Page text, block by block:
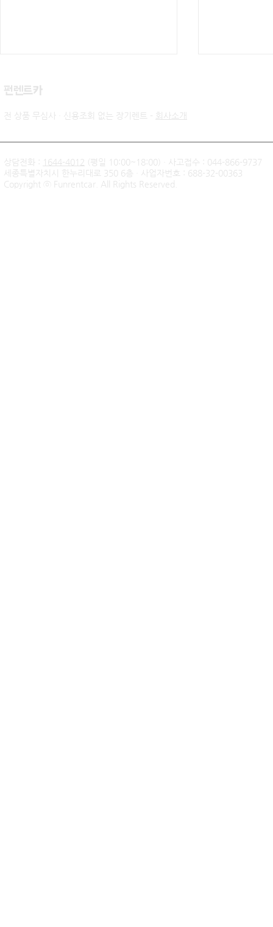
신불자 기아 쏘렌토 하이브리
드 무심사 장기렌트 출고후기
팰리세이드
​펀렌트카
전 상품 무심사 · 신용조회 없는 장기렌트 - 회사소개
상담전화 : 1644-4012
(평일 10:00~18:00) · 사고접수 : 044-866-9737
세종특별자치시 한누리대로 350 6층 · 사업자번호 : 688-32-00363
Copyright ⓒ Funrentcar. All Rights Reserved.